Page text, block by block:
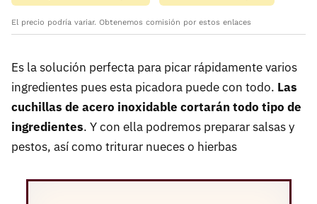
El precio podría variar. Obtenemos comisión por estos enlaces
Es la solución perfecta para picar rápidamente varios
ingredientes pues esta picadora puede con todo. Las
cuchillas de acero inoxidable cortarán todo tipo de
ingredientes. Y con ella podremos preparar salsas y
pestos, así como triturar nueces o hierbas